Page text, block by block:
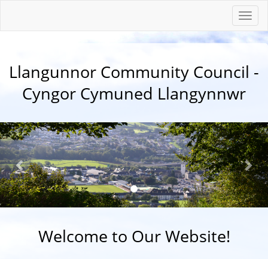
Llangunnor Community Council -
Cyngor Cymuned Llangynnwr
Welcome to Our Website!